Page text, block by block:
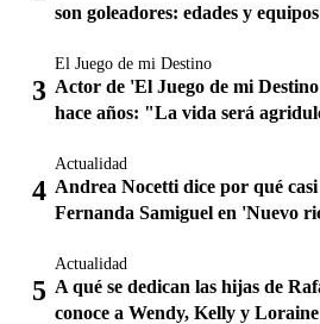
son goleadores: edades y equipos
El Juego de mi Destino
Actor de 'El Juego de mi
hace años: "La vida será
Actualidad
Andrea Nocetti dice por qué
Fernanda Samiguel en 'Nuevo
Actualidad
A qué se dedican las hijas de
conoce a Wendy, Kelly y Loraine